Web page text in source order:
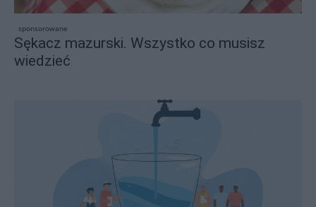
sponsorowane
Sękacz mazurski. Wszystko co musisz
wiedzieć